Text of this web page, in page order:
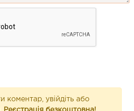
коментар, увійдіть або